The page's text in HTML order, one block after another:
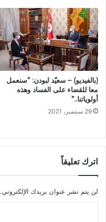
(بالفيديو) – سعيّد لبودن: ”سنعمل
معا للقضاء على الفساد وهذه
أولوياتنا..”
29 سبتمبر، 2021
اترك تعليقاً
لن يتم نشر عنوان بريدك الإلكتروني.